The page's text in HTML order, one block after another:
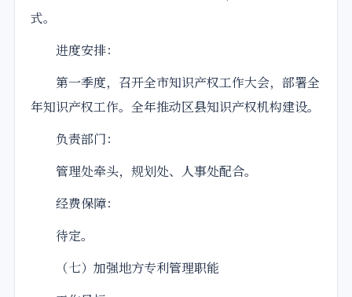
式。
进度安排：
第一季度，召开全市知识产权工作大会，部署全
年知识产权工作。全年推动区县知识产权机构建设。
负责部门：
管理处牵头，规划处、人事处配合。
经费保障：
待定。
（七）加强地方专利管理职能